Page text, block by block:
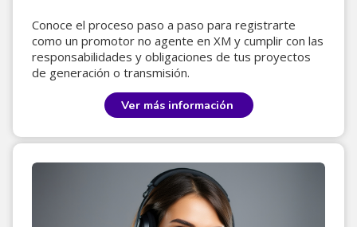
Conoce el proceso paso a paso para registrarte
como un promotor no agente en XM y cumplir con las
responsabilidades y obligaciones de tus proyectos
de generación o transmisión.
Ver más información